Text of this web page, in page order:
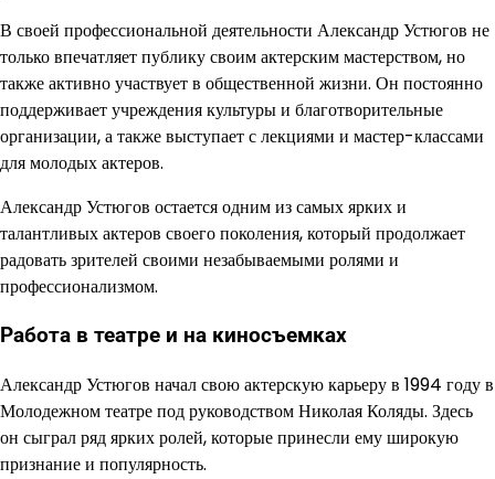
В своей профессиональной деятельности Александр Устюгов не
только впечатляет публику своим актерским мастерством, но
также активно участвует в общественной жизни. Он постоянно
поддерживает учреждения культуры и благотворительные
организации, а также выступает с лекциями и мастер-классами
для молодых актеров.
Александр Устюгов остается одним из самых ярких и
талантливых актеров своего поколения, который продолжает
радовать зрителей своими незабываемыми ролями и
профессионализмом.
Работа в театре и на киносъемках
Александр Устюгов начал свою актерскую карьеру в 1994 году в
Молодежном театре под руководством Николая Коляды. Здесь
он сыграл ряд ярких ролей, которые принесли ему широкую
признание и популярность.